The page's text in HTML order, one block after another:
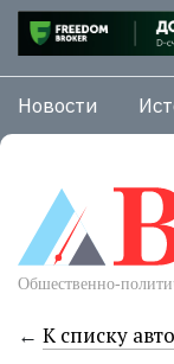
Новости
← К списку